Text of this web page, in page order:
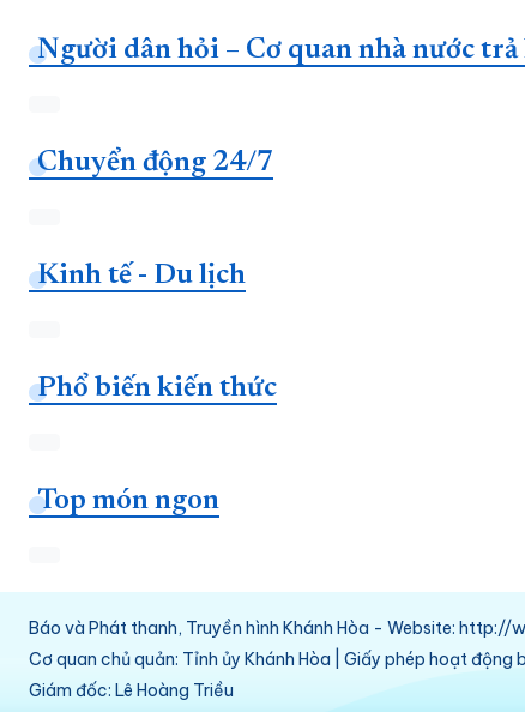
Người dân hỏi – Cơ quan nhà nước
Chuyển động 24/7
Kinh tế - Du lịch
Phổ biến kiến thức
Top món ngon
Báo và Phát thanh, Truyền hình Khánh Hòa - Website: http://
Cơ quan chủ quản: Tỉnh ủy Khánh Hòa | Giấy phép hoạt
Giám đốc: Lê Hoàng Triều